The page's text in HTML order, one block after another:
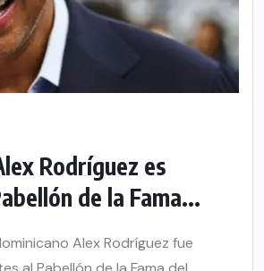
Rodríguez es
de la Fama...
Alex Rodríguez fue